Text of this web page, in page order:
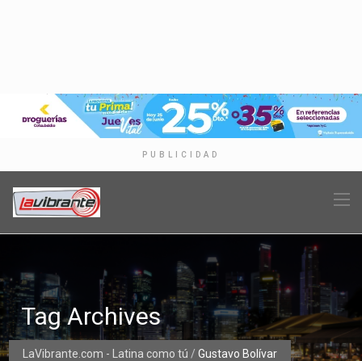
PUBLICIDAD
LaVibrante.com - Latina como tú / Gustavo Bolívar
Tag Archives